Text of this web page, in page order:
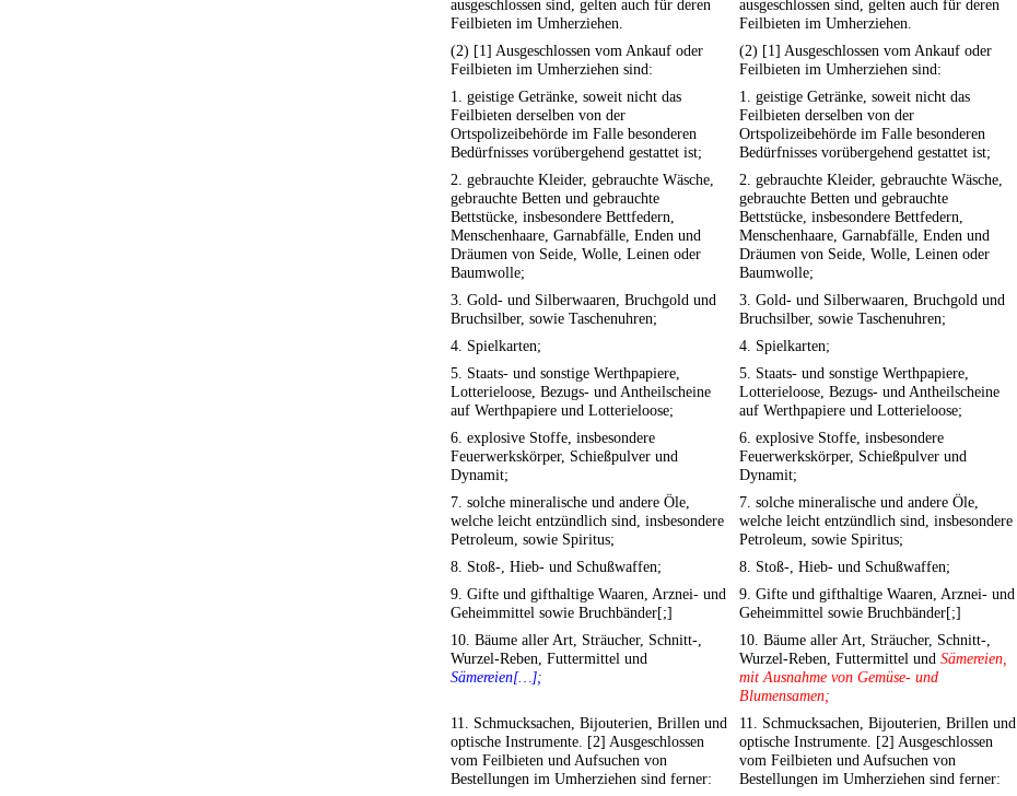
ausgeschlossen sind, gelten auch für deren
Feilbieten im Umherziehen.
ausgeschlossen sind, gelten auch für deren
Feilbieten im Umherziehen.
(2) [1] Ausgeschlossen vom Ankauf oder
Feilbieten im Umherziehen sind:
(2) [1] Ausgeschlossen vom Ankauf oder
Feilbieten im Umherziehen sind:
1. geistige Getränke, soweit nicht das
Feilbieten derselben von der
Ortspolizeibehörde im Falle besonderen
Bedürfnisses vorübergehend gestattet ist;
1. geistige Getränke, soweit nicht das
Feilbieten derselben von der
Ortspolizeibehörde im Falle besonderen
Bedürfnisses vorübergehend gestattet ist;
2. gebrauchte Kleider, gebrauchte Wäsche,
gebrauchte Betten und gebrauchte
Bettstücke, insbesondere Bettfedern,
Menschenhaare, Garnabfälle, Enden und
Dräumen von Seide, Wolle, Leinen oder
Baumwolle;
2. gebrauchte Kleider, gebrauchte Wäsche,
gebrauchte Betten und gebrauchte
Bettstücke, insbesondere Bettfedern,
Menschenhaare, Garnabfälle, Enden und
Dräumen von Seide, Wolle, Leinen oder
Baumwolle;
3. Gold- und Silberwaaren, Bruchgold und
Bruchsilber, sowie Taschenuhren;
3. Gold- und Silberwaaren, Bruchgold und
Bruchsilber, sowie Taschenuhren;
4. Spielkarten;
4. Spielkarten;
5. Staats- und sonstige Werthpapiere,
Lotterieloose, Bezugs- und Antheilscheine
auf Werthpapiere und Lotterieloose;
5. Staats- und sonstige Werthpapiere,
Lotterieloose, Bezugs- und Antheilscheine
auf Werthpapiere und Lotterieloose;
6. explosive Stoffe, insbesondere
Feuerwerkskörper, Schießpulver und
Dynamit;
6. explosive Stoffe, insbesondere
Feuerwerkskörper, Schießpulver und
Dynamit;
7. solche mineralische und andere Öle,
welche leicht entzündlich sind, insbesondere
Petroleum, sowie Spiritus;
7. solche mineralische und andere Öle,
welche leicht entzündlich sind, insbesondere
Petroleum, sowie Spiritus;
8. Stoß-, Hieb- und Schußwaffen;
8. Stoß-, Hieb- und Schußwaffen;
9. Gifte und gifthaltige Waaren, Arznei- und
Geheimmittel sowie Bruchbänder[;]
9. Gifte und gifthaltige Waaren, Arznei- und
Geheimmittel sowie Bruchbänder[;]
10. Bäume aller Art, Sträucher, Schnitt-,
Wurzel-Reben, Futtermittel und
Sämereien[…];
10. Bäume aller Art, Sträucher, Schnitt-,
Wurzel-Reben, Futtermittel und Sämereien,
mit Ausnahme von Gemüse- und
Blumensamen;
11. Schmucksachen, Bijouterien, Brillen und
optische Instrumente. [2] Ausgeschlossen
vom Feilbieten und Aufsuchen von
Bestellungen im Umherziehen sind ferner:
11. Schmucksachen, Bijouterien, Brillen und
optische Instrumente. [2] Ausgeschlossen
vom Feilbieten und Aufsuchen von
Bestellungen im Umherziehen sind ferner: